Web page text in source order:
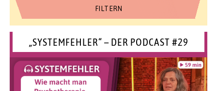
„SYSTEMFEHLER“ – DER PODCAST #29